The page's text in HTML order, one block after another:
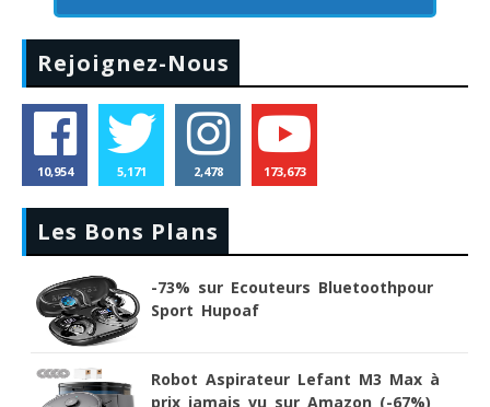
Rejoignez-Nous
10,954 5,171 2,478 173,673
Les Bons Plans
-73% sur Ecouteurs Bluetoothpour
Sport Hupoaf
Robot Aspirateur Lefant M3 Max à
prix jamais vu sur Amazon (-67%)